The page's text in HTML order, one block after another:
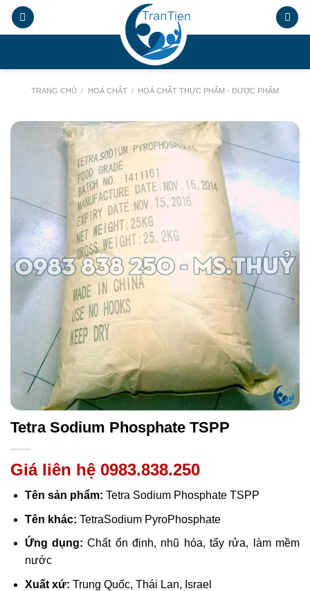
Chuyển
đến
.
TRANG CHỦ / HOÁ CHẤT / HOÁ CHẤT THỰC PHẨM - DƯỢC PHẨM
Tetra Sodium Phosphate TSPP
Giá liên hệ 0983.838.250
Tên sản phẩm: Tetra Sodium Phosphate TSPP
Tên khác: TetraSodium PyroPhosphate
Ứng dụng: Chất ổn định, nhũ hóa, tẩy rửa, làm mềm
nước
Xuất xứ: Trung Quốc, Thái Lan, Israel